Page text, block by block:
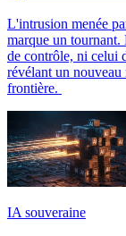
L'intrusion menée
marque un
de contrôle, ni celui
révélant un nouveau
frontière.
IA souveraine